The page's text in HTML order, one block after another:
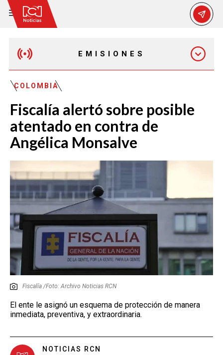
EMISIONES
EMISIÓN 7:00 PM
COLOMBIA
Fiscalía alertó sobre posible
atentado en contra de
Angélica Monsalve
Fiscalía /Foto: Archivo Noticias RCN
El ente le asignó un esquema de protección de manera
inmediata, preventiva, y extraordinaria.
NOTICIAS RCN